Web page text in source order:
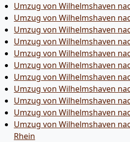
Umzug von Wilhelmshaven
Umzug von Wilhelmshaven
Umzug von Wilhelmshaven
Umzug von Wilhelmshaven
Umzug von Wilhelmshaven
Umzug von Wilhelmshaven
Umzug von Wilhelmshaven
Umzug von Wilhelmshaven
Umzug von Wilhelmshaven
Umzug von Wilhelmshaven
Umzug von Wilhelmshaven
Rhein